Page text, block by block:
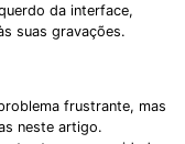
da interface,
suas gravações.
frustrante, mas
neste artigo.